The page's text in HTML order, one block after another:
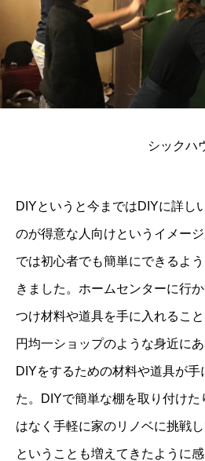
シックハ
DIYというと今まではDIYに詳し
のが得意な人向けというイメー
では初心者でも簡単にできるよ
きました。ホームセンターに行
つけ材料や道具を手に入れるこ
円均一ショップのような身近に
DIYをするための材料や道具が手
た。DIYで簡単な棚を取り付け
はなく手軽に家のリノベに挑戦
ということも増えてきたように